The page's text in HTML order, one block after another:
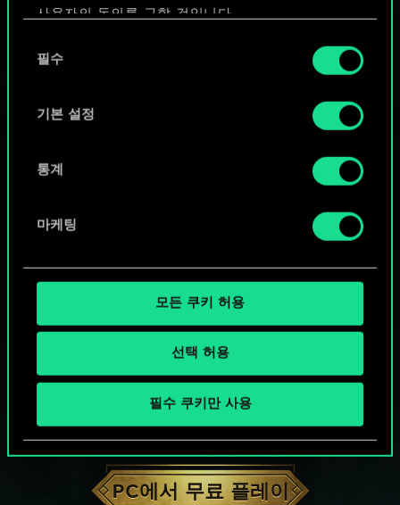
사용자의 동의를 구할 것입니다.
쿠키 사용에 관한 세부 사항이나 관련 설정은 아래의
필수
기본 설정
통계
마케팅
모든 쿠키 허용
선택 허용
필수 쿠키만 사용
궨트 한 판 어떠신가요?
PC에서 무료 플레이